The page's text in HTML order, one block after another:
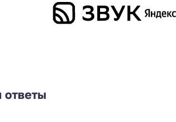
ответы